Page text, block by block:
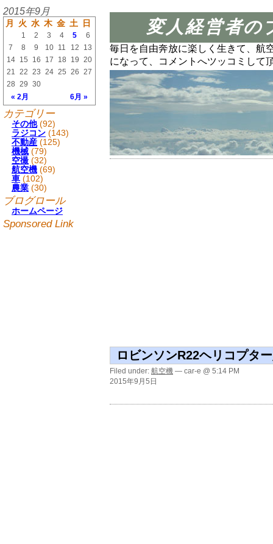
変人経営者の
毎日を自由奔放に楽しく生きて、航
になって、コメントへツッコミして
ロビンソンR22ヘリコプタ
Filed under: 航空機 — car-e @ 5:14 PM
2015年9月5日
2015年9月
月 火 水 木 金 土 日
« 2月 6月 »
1 2 3 4 5
6
7
8 9 10 11 12
13
14
15 16 17 18 19 20
21 22 23 24 25 26 27
28 29 30
カテゴリー
その他(92)
ラジコン (143)
不動産 (125)
機械 (79)
空撮 (32)
航空機 (69)
車 (102)
農業 (30)
ブログロール
ホームページ
Sponsored Link